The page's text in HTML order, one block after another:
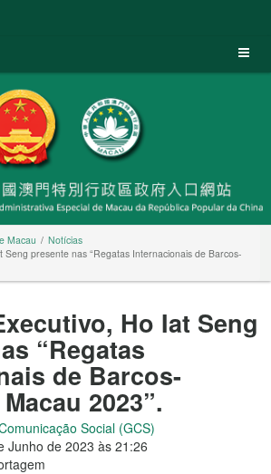
Macau
Notícias
presente nas “Regatas Internacionais de Barcos-
Ho Iat Seng
“Regatas
de Barcos-
2023”.
Social (GCS)
Junho de 2023 às 21:26